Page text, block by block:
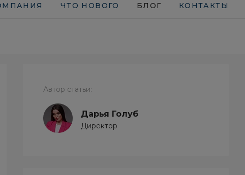
ЧТО НОВОГО БЛОГ КОНТАКТЫ
Автор статьи:
Дарья Голуб
Директор